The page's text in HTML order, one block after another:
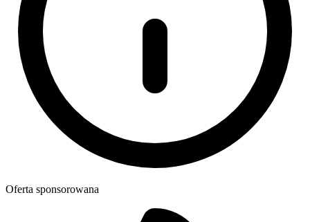
Oferta sponsorowana